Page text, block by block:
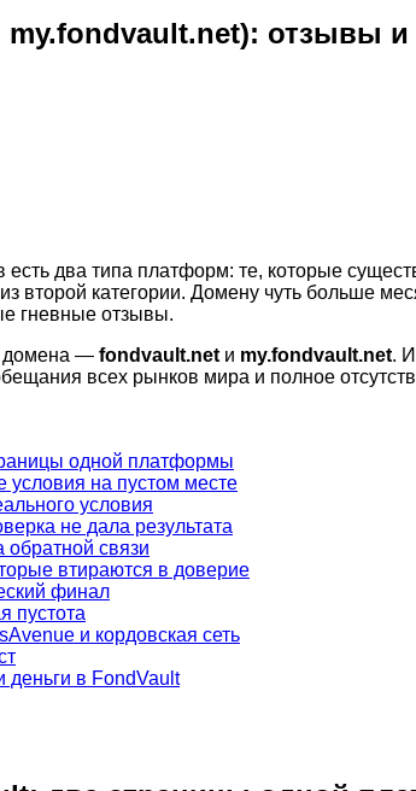
отзывы и
два типа платформ: те, которые
второй категории. Домену чуть больше
гневные отзывы.
домена — fondvault.net и my.fondvault.net.
всех рынков мира и полное
одной платформы
на пустом месте
условия
не дала результата
связи
втираются в доверие
финал
пустота
и кордовская сеть
деньги в FondVault